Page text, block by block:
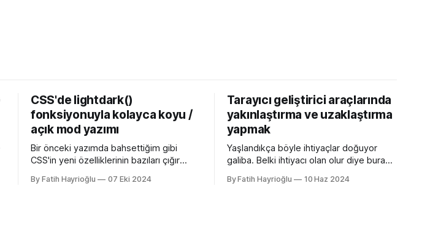
CSS'de lightdark()
fonksiyonuyla kolayca koyu /
açık mod yazımı
Bir önceki yazımda bahsettiğim gibi
CSS'in yeni özelliklerinin bazıları çığır
deneyimini iyileştirme yönünde özellikler
By Fatih Hayrioğlu 07 Eki 2024
Tarayıcı geliştirici araçlarında
yakınlaştırma ve uzaklaştırma
yapmak
Yaşlandıkça böyle ihtiyaçlar doğuyor
galiba. Belki ihtiyacı olan olur diye buraya
araçlarda başlangıçtaki görünüm küçük
By Fatih Hayrioğlu 10 Haz 2024